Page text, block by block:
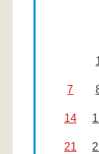
7
14
21